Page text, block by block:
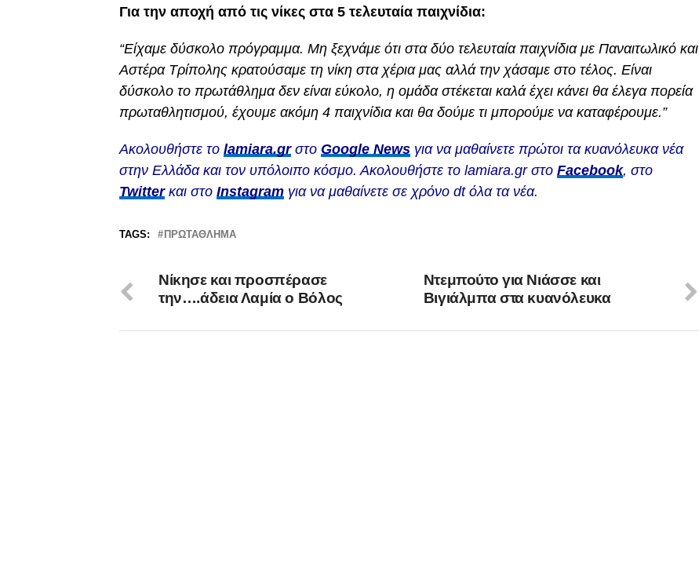
Για την αποχή από τις νίκες στα 5 τελευταία παιχνίδια:
“Είχαμε δύσκολο πρόγραμμα. Μη ξεχνάμε ότι στα δύο τελευταία παιχνίδια με Παναιτωλικό και
Αστέρα Τρίπολης κρατούσαμε τη νίκη στα χέρια μας αλλά την χάσαμε στο τέλος. Είναι
δύσκολο το πρωτάθλημα δεν είναι εύκολο, η ομάδα στέκεται καλά έχει κάνει θα έλεγα πορεία
πρωταθλητισμού, έχουμε ακόμη 4 παιχνίδια και θα δούμε τι μπορούμε να καταφέρουμε.”
Ακολουθήστε το lamiara.grστο Google News για να μαθαίνετε πρώτοι τα κυανόλευκα νέα
στην Ελλάδα και τον υπόλοιπο κόσμο. Ακολουθήστε το lamiara.gr στο Facebook, στο
Twitterκαι στο Instagram για να μαθαίνετε σε χρόνο dt όλα τα νέα.
TAGS: ΠΡΩΤΆΘΛΗΜΑ
Ντεμπούτο για Νιάσσε και
Βιγιάλμπα στα κυανόλευκα
Νίκησε και προσπέρασε
την….άδεια Λαμία ο Βόλος